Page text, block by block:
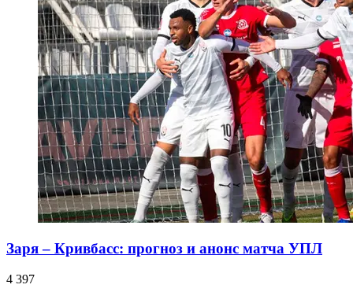
Заря – Кривбасс: прогноз и анонс матча УПЛ
4 397